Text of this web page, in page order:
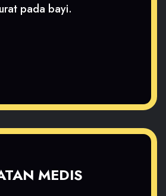
pada bayi.
MEDIS